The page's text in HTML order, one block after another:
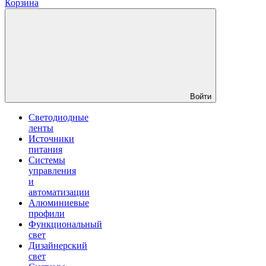
Корзина
Войти
Светодиодные
ленты
Источники
питания
Системы
управления
и
автоматизации
Алюминиевые
профили
Функциональный
свет
Дизайнерский
свет